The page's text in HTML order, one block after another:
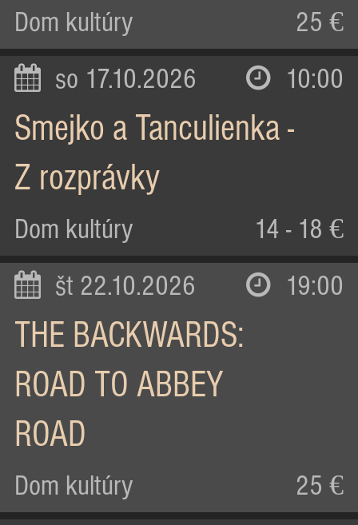
Dom kultúry 25 €
so 17.10.2026 10:00
Smejko a Tanculienka -
Z rozprávky
Dom kultúry 14 - 18 €
št 22.10.2026 19:00
THE BACKWARDS:
ROAD TO ABBEY
ROAD
Dom kultúry 25 €